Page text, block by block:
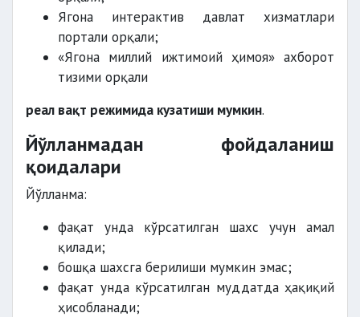
Ягона интерактив давлат хизматлари
портали орқали;
«Ягона миллий ижтимоий ҳимоя» ахборот
тизими орқали
реал вақт режимида кузатиши мумкин.
Йўлланмадан фойдаланиш
қоидалари
Йўлланма:
фақат унда кўрсатилган шахс учун амал
қилади;
бошқа шахсга берилиши мумкин эмас;
фақат унда кўрсатилган муддатда ҳақиқий
ҳисобланади;